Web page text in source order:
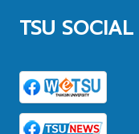
TSU SOCIAL